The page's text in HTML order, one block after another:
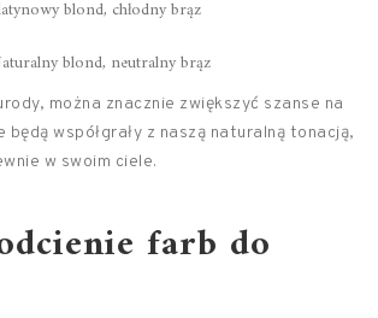
blond, chłodny brąz
blond, neutralny brąz
można znacznie zwiększyć szanse na
współgrały z naszą naturalną tonacją,
w swoim ciele.
farb do